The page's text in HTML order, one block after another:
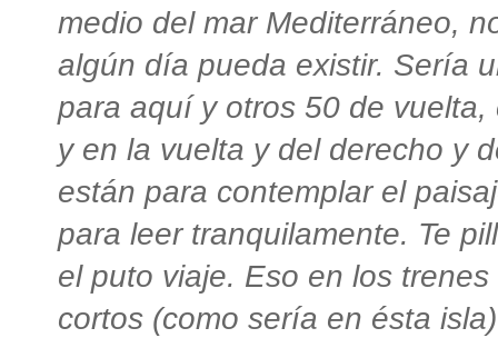
medio del mar Mediterráneo,
algún día pueda existir. Sería
para aquí y otros 50 de
y en la vuelta y del derecho y
están para contemplar el
para leer tranquilamente. Te
el puto viaje. Eso en los
cortos (como sería en ésta